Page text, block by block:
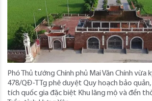
Phó Thủ tướng Chính phủ Mai Văn Chính vừa
478/QĐ-TTg phê duyệt Quy hoạch bảo
tích quốc gia đặc biệt Khu lăng mộ và đền